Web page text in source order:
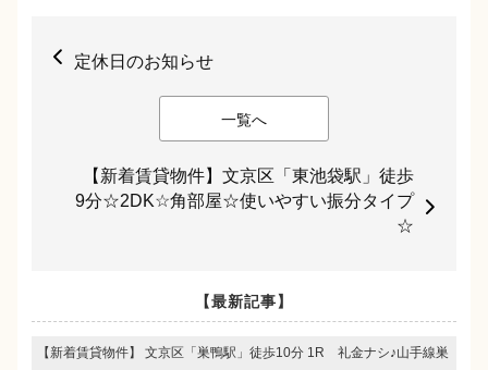
定休日のお知らせ
一覧へ
【新着賃貸物件】文京区「東池袋駅」徒歩
9分☆2DK☆角部屋☆使いやすい振分タイプ
☆
【最新記事】
【新着賃貸物件】 文京区「巣鴨駅」徒歩10分 1R 礼金ナシ♪山手線巣